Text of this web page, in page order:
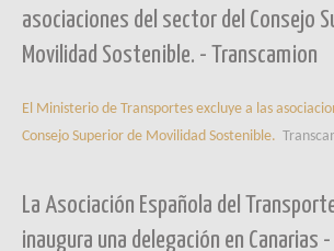
asociaciones del sector del Consejo
Movilidad Sostenible. - Transcamion
El Ministerio de Transportes excluye a las
Consejo Superior de Movilidad Sostenible.
La Asociación Española del
inaugura una delegación en Canarias